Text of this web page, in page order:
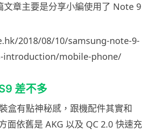
文章主要是分享小編使用了 Note 9
2018/08/10/samsung-note-9-
introduction/mobile-phone/
差不多
盒有點神秘感，跟機配件其實和
面依舊是 AKG 以及 QC 2.0 快速充